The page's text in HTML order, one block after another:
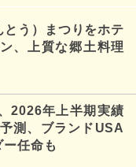
う）まつりをホテ
、上質な郷土料理
2026年上半期実績
測、ブランドUSA
任命も